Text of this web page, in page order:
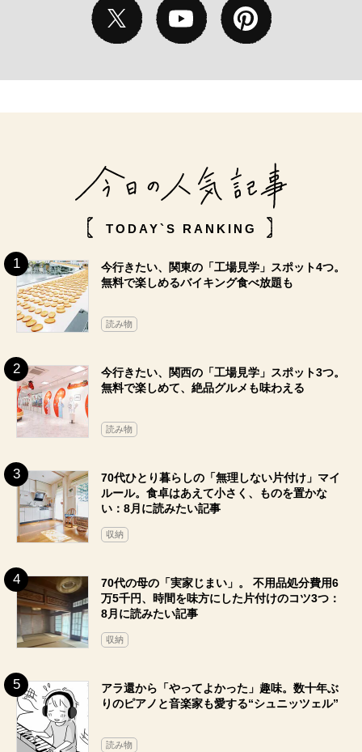
TODAY`S RANKING
今行きたい、関東の「工場見学」スポット4つ。
無料で楽しめるバイキング食べ放題も
読み物
今行きたい、関西の「工場見学」スポット3つ。
無料で楽しめて、絶品グルメも味わえる
読み物
70代ひとり暮らしの「無理しない片付け」マイ
ルール。食卓はあえて小さく、ものを置かな
い：8月に読みたい記事
収納
70代の母の「実家じまい」。 不用品処分費用6
万5千円、時間を味方にした片付けのコツ3つ：
8月に読みたい記事
収納
アラ還から「やってよかった」趣味。数十年ぶ
りのピアノと音楽家も愛する“シュニッツェル”
読み物